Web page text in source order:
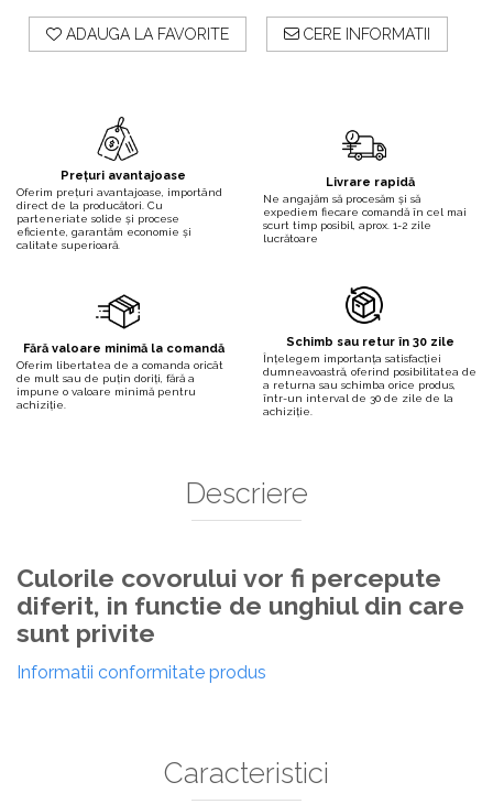
ADAUGA LA FAVORITE CERE INFORMATII
Prețuri avantajoase
Oferim prețuri avantajoase, importând
direct de la producători. Cu
parteneriate solide și procese
eficiente, garantăm economie și
calitate superioară.
Livrare rapidă
Ne angajăm să procesăm și să
expediem fiecare comandă în cel mai
scurt timp posibil, aprox. 1-2 zile
lucrătoare
Fără valoare minimă la comandă
Oferim libertatea de a comanda oricât
de mult sau de puțin doriți, fără a
impune o valoare minimă pentru
achiziție.
Schimb sau retur în 30 zile
Înțelegem importanța satisfacției
dumneavoastră, oferind posibilitatea de
a returna sau schimba orice produs,
într-un interval de 30 de zile de la
achiziție.
Descriere
Culorile covorului vor fi percepute
diferit, in functie de unghiul din care
sunt privite
Informatii conformitate produs
Caracteristici